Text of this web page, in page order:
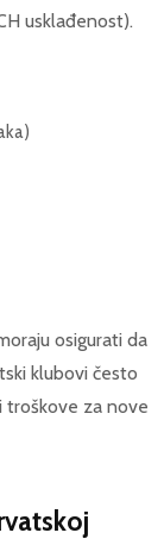
usklađenost).
osigurati da
klubovi često
troškove za nove